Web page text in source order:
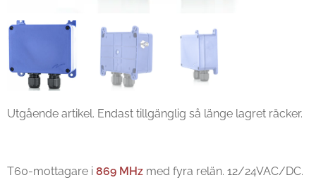
Utgående artikel. Endast tillgänglig så länge lagret räcker.
T60-mottagare i 869 MHz med fyra relän. 12/24VAC/DC.